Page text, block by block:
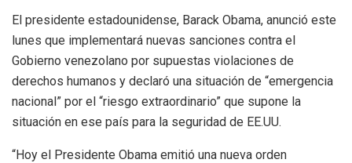
El presidente estadounidense, Barack Obama, anunció este
lunes que implementará nuevas sanciones contra el
Gobierno venezolano por supuestas violaciones de
derechos humanos y declaró una situación de “emergencia
nacional” por el “riesgo extraordinario” que supone la
situación en ese país para la seguridad de EE.UU.
“Hoy el Presidente Obama emitió una nueva orden